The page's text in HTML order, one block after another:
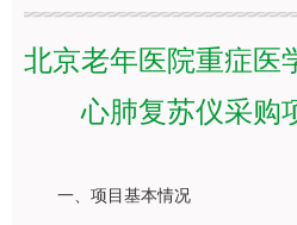
北京老年医院重症医
心肺复苏仪采购
一、项目基本情况